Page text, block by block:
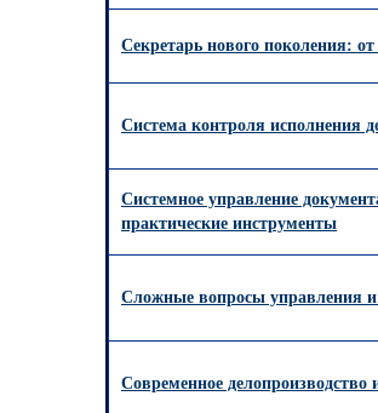
Секретарь нового поколения:
Система контроля исполнения
Системное управление
практические инструменты
Сложные вопросы управления
Современное